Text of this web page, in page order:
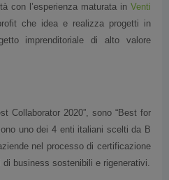
con l’esperienza maturata in Venti
che idea e realizza progetti in
imprenditoriale di alto valore
Collaborator 2020”, sono “Best for
uno dei 4 enti italiani scelti da B
nel processo di certificazione
business sostenibili e rigenerativi.